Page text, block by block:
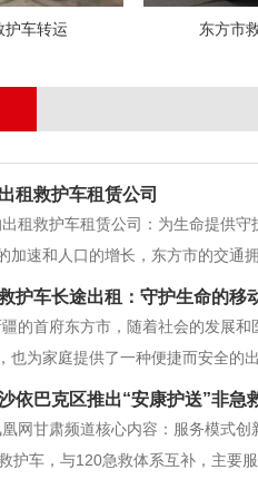
护车转运 东方市
租救护车租赁公司
租救护车租赁公司：为生命提供
加速和人口的增长，东方市的交通
出租救护车租赁公司，为市民提供
量的租赁救护车服
护车长途出租：守护生命的移
的首府东方市，随着社会的发展
也为家庭提供了一种便捷而安全的
事项。 1. 救护车长途出租的背景
病的患者，
依巴克区推出“安康护送”非急
网甘肃频道核心内容：服务模式创
护车，与120急救体系互补，主要